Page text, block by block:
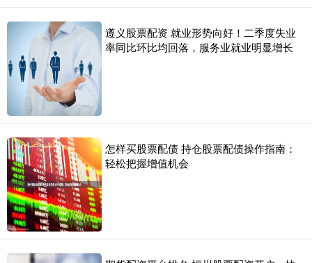
遵义股票配资 就业形势向好！二季度失业
率同比环比均回落，服务业就业明显增长
怎样买股票配债 持仓股票配债操作指南：
轻松把握增值机会